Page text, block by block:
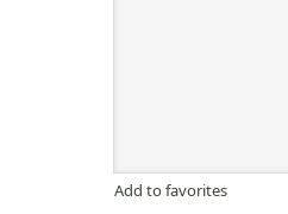
Add to favorites